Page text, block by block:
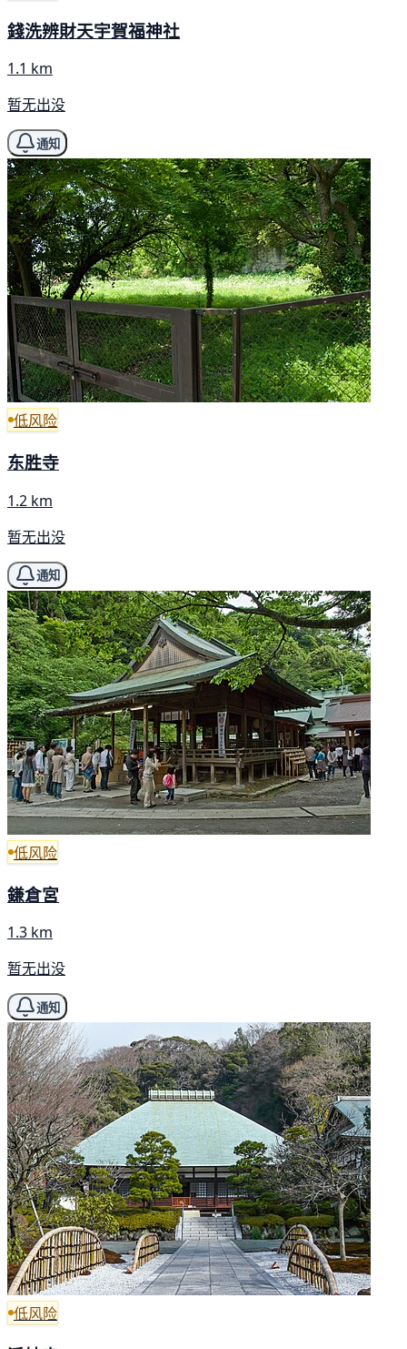
錢洗辨財天宇賀福神社
1.1 km
暂无出没
通知
低风险
东胜寺
1.2 km
暂无出没
通知
低风险
鎌倉宮
1.3 km
暂无出没
通知
低风险